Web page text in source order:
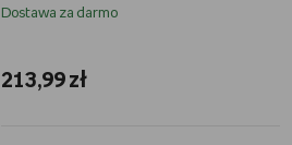
Dostawa za darmo
213,99 zł